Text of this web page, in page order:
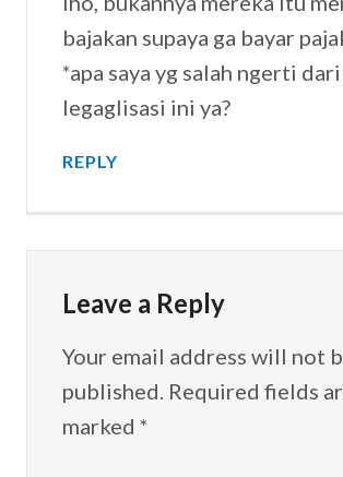
bajakan supaya ga bayar
*apa saya yg salah ngerti
legaglisasi ini ya?
REPLY
Leave a Reply
Your email address will not
published. Required fields
marked *